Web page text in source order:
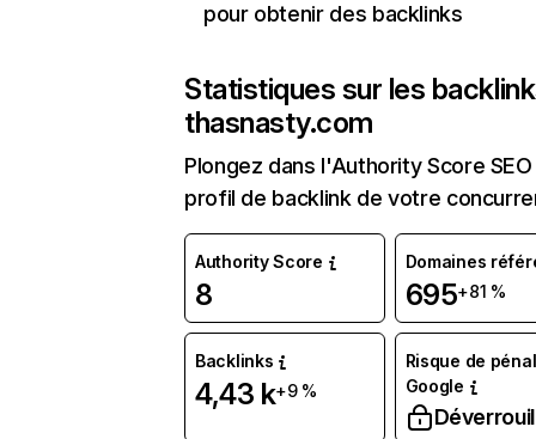
pour obtenir des backlinks
Statistiques sur les
thasnasty.com
Plongez dans l'Authority Score
profil de backlink de votre
Authority Score
8
Domaines
695+81 %
Backlinks
4,43 k+9 %
Risque de
Google